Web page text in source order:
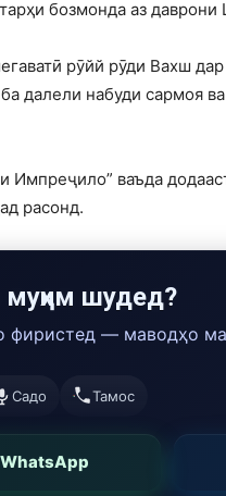
бозмонда аз даврони
рӯйй рӯди Вахш
далели набуди сармоя
Импреҷило” ваъда
расонд.
муҳим шудед?
фиристед — маводҳо
Садо Тамос